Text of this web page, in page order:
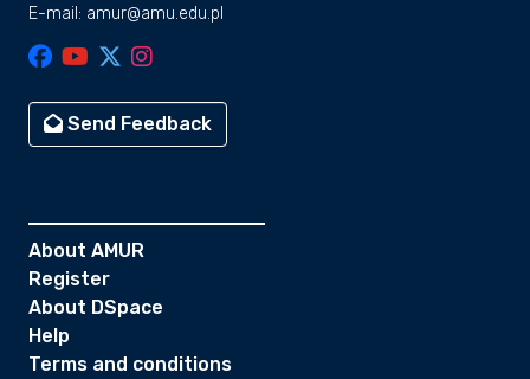
E-mail: amur@amu.edu.pl
Send Feedback
About AMUR
Register
About DSpace
Help
Terms and conditions